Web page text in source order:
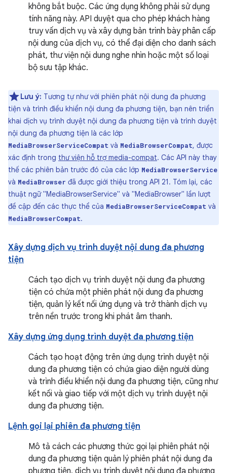
không bắt buộc. Các ứng dụng không phải sử dụng
tính năng này. API duyệt qua cho phép khách hàng
truy vấn dịch vụ và xây dựng bản trình bày phân cấp
nội dung của dịch vụ, có thể đại diện cho danh sách
phát, thư viện nội dung nghe nhìn hoặc một số loại
bộ sưu tập khác.
Lưu ý: Tương tự như với phiên phát nội dung đa phương
tiện và trình điều khiển nội dung đa phương tiện, bạn nên triển
khai dịch vụ trình duyệt nội dung đa phương tiện và trình duyệt
nội dung đa phương tiện là các lớp
MediaBrowserServiceCompat và MediaBrowserCompat, được
xác định trong thư viện hỗ trợ media-compat. Các API này thay
thế các phiên bản trước đó của các lớp MediaBrowserService
và MediaBrowser đã được giới thiệu trong API 21. Tóm lại, các
thuật ngữ "MediaBrowserService" và "MediaBrowser" lần lượt
đề cập đến các thực thể của MediaBrowserServiceCompat và
MediaBrowserCompat.
Xây dựng dịch vụ trình duyệt nội dung đa phương
tiện
Cách tạo dịch vụ trình duyệt nội dung đa phương
tiện có chứa một phiên phát nội dung đa phương
tiện, quản lý kết nối ứng dụng và trở thành dịch vụ
trên nền trước trong khi phát âm thanh.
Xây dựng ứng dụng trình duyệt đa phương tiện
Cách tạo hoạt động trên ứng dụng trình duyệt nội
dung đa phương tiện có chứa giao diện người dùng
và trình điều khiển nội dung đa phương tiện, cũng như
kết nối và giao tiếp với một dịch vụ trình duyệt nội
dung đa phương tiện.
Lệnh gọi lại phiên đa phương tiện
Mô tả cách các phương thức gọi lại phiên phát nội
dung đa phương tiện quản lý phiên phát nội dung đa
phương tiện, dịch vụ trình duyệt nội dung đa phương